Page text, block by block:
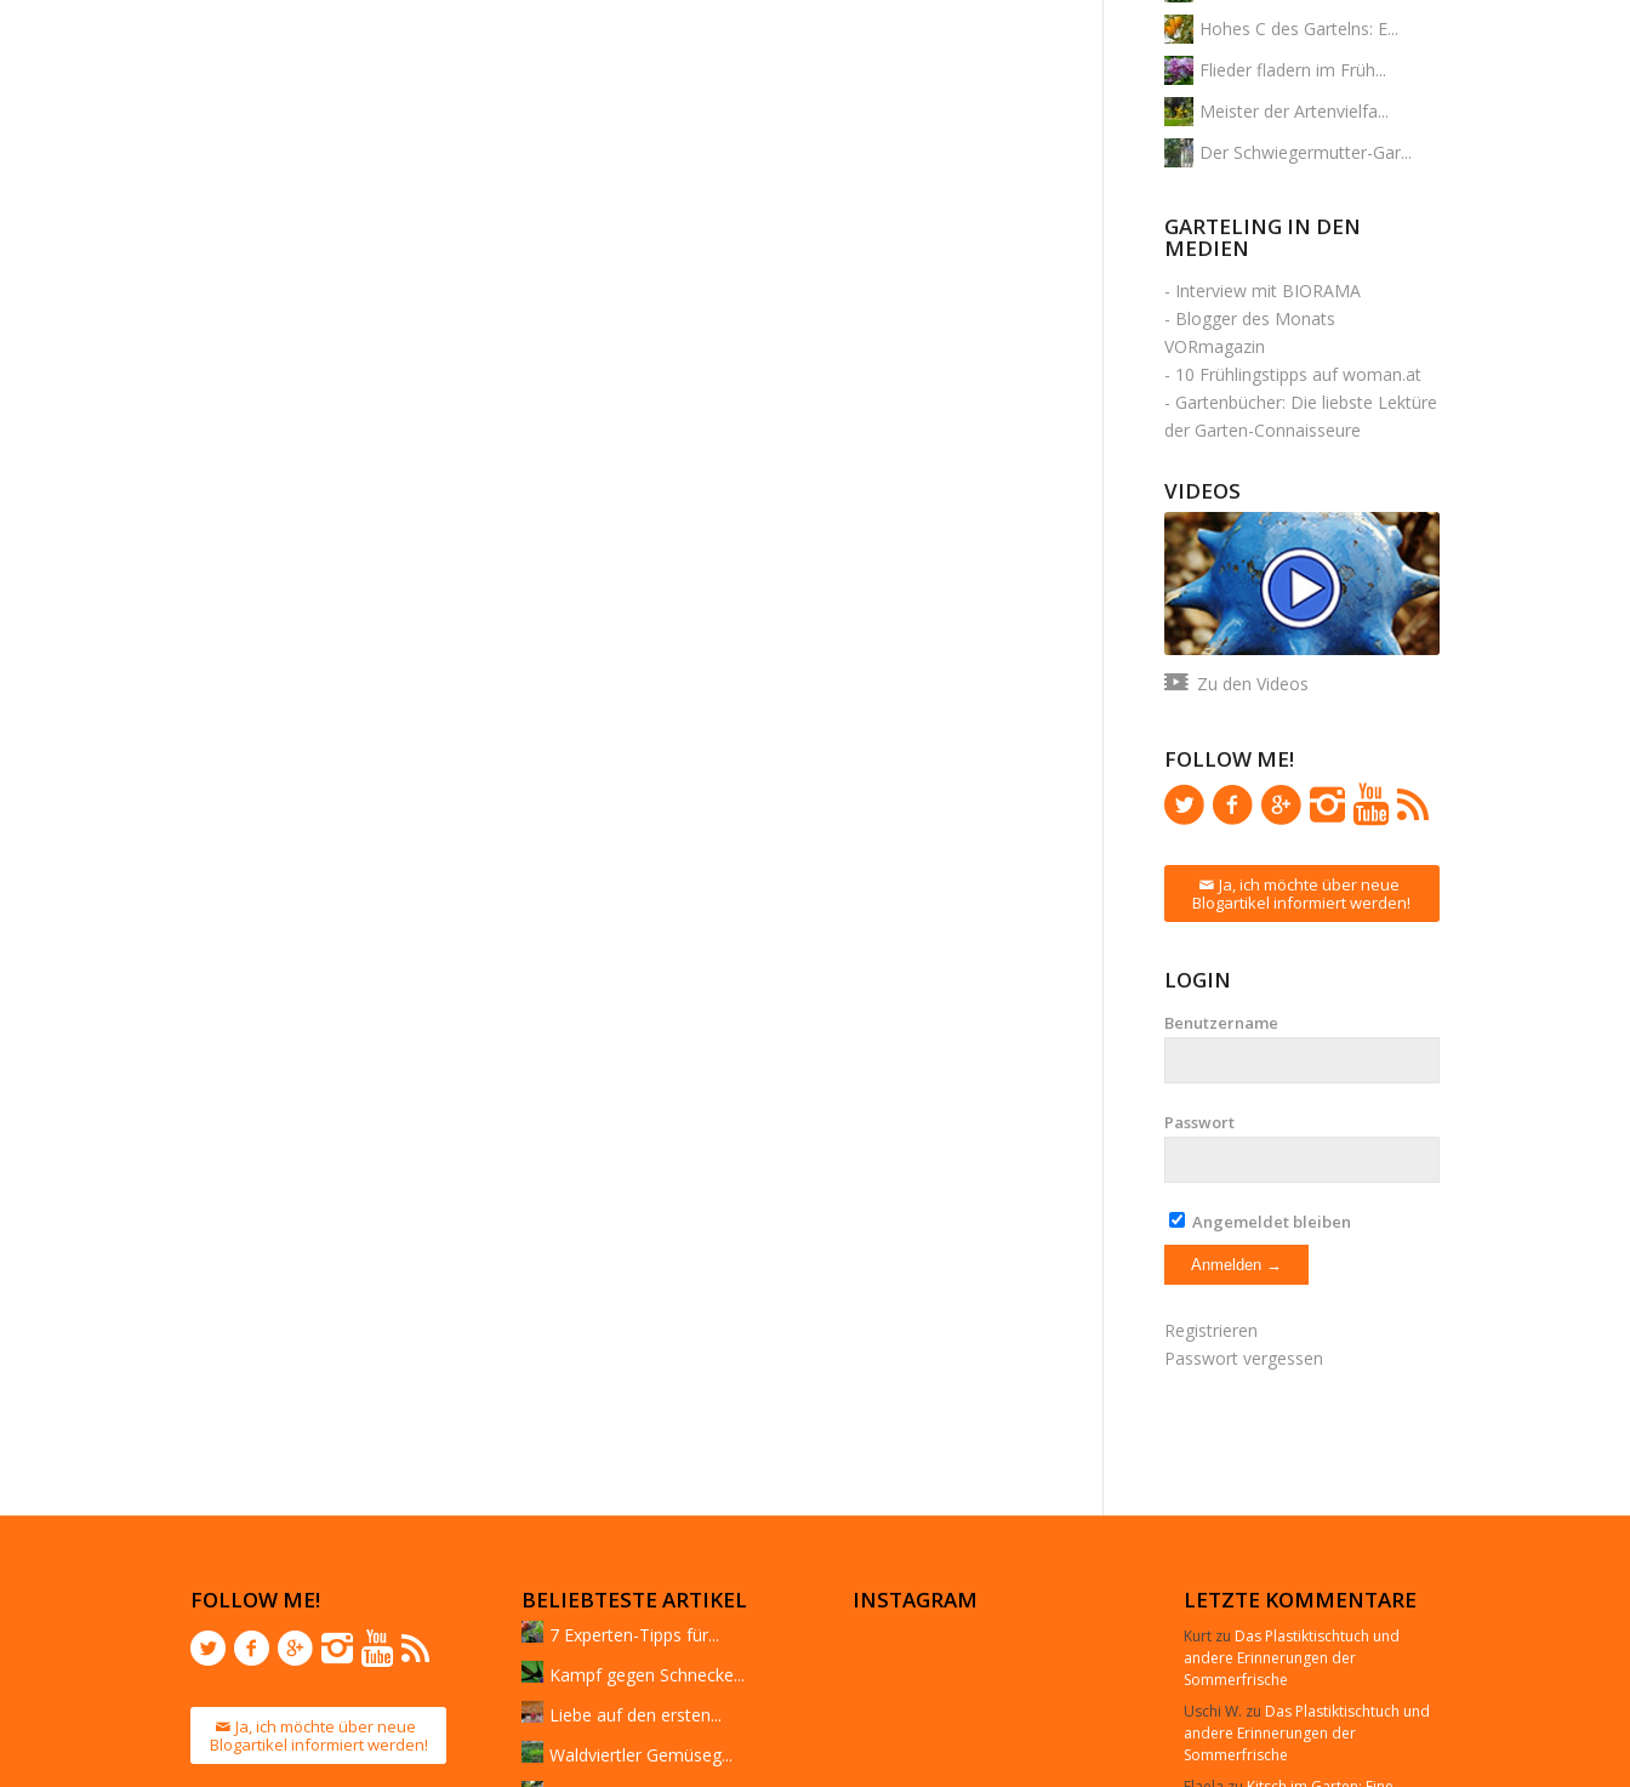
Hohes C des Gartelns: E...
Flieder fladern im Früh...
Meister der Artenvielfa...
Der Schwiegermutter-Gar...
GARTELING IN DEN
MEDIEN
- Interview mit BIORAMA
- Blogger des Monats
VORmagazin
- 10 Frühlingstipps auf woman.at
- Gartenbücher: Die liebste Lektüre
der Garten-Connaisseure
VIDEOS
Zu den Videos
FOLLOW ME!
Ja, ich möchte über neue
Blogartikel informiert werden!
LOGIN
Benutzername
Passwort
Angemeldet bleiben
Registrieren
Passwort vergessen
FOLLOW ME!
Ja, ich möchte über neue
Blogartikel informiert werden!
BELIEBTESTE ARTIKEL
7 Experten-Tipps für...
Kampf gegen Schnecke...
Liebe auf den ersten...
Waldviertler Gemüseg...
INSTAGRAM LETZTE KOMMENTARE
Kurtzu Das Plastiktischtuch und
andere Erinnerungen der
Sommerfrische
Uschi W. zu Das Plastiktischtuch und
andere Erinnerungen der
Sommerfrische